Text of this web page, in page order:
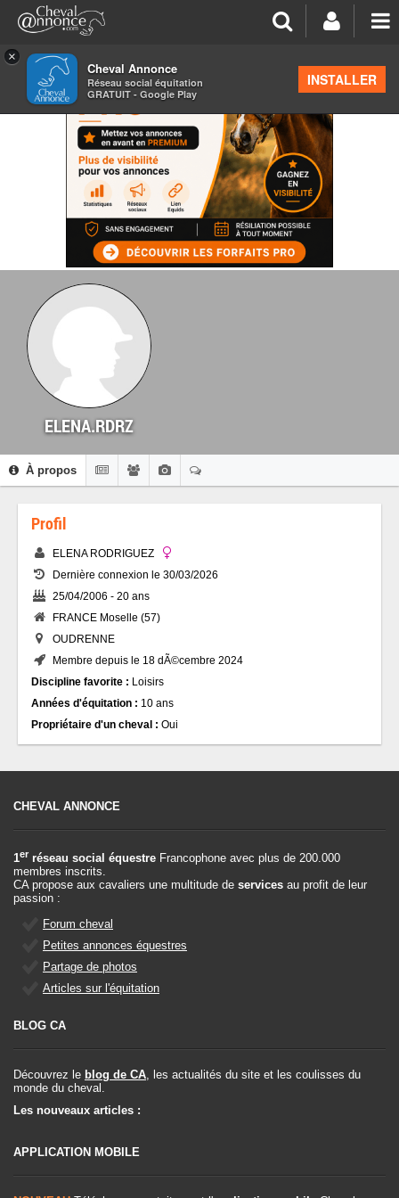
×
Cheval Annonce
Réseau social équitation
GRATUIT - Google Play
INSTALLER
ELENA.RDRZ
À propos
Profil
ELENA RODRIGUEZ
Dernière connexion le 30/03/2026
25/04/2006 - 20 ans
FRANCE Moselle (57)
OUDRENNE
Membre depuis le 18 dÃ©cembre 2024
Discipline favorite : Loisirs
Années d'équitation : 10 ans
Propriétaire d'un cheval : Oui
CHEVAL ANNONCE
1er réseau social équestre Francophone avec plus de 200.000
membres inscrits.
CA propose aux cavaliers une multitude de services au profit de leur
passion :
Forum cheval
Petites annonces équestres
Partage de photos
Articles sur l'équitation
BLOG CA
Découvrez le blog de CA, les actualités du site et les coulisses du
monde du cheval.
Les nouveaux articles :
APPLICATION MOBILE